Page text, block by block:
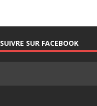
SUIVRE SUR FACEBOOK